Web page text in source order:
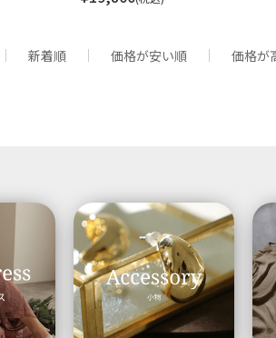
新着順 価格が安い順 価格が